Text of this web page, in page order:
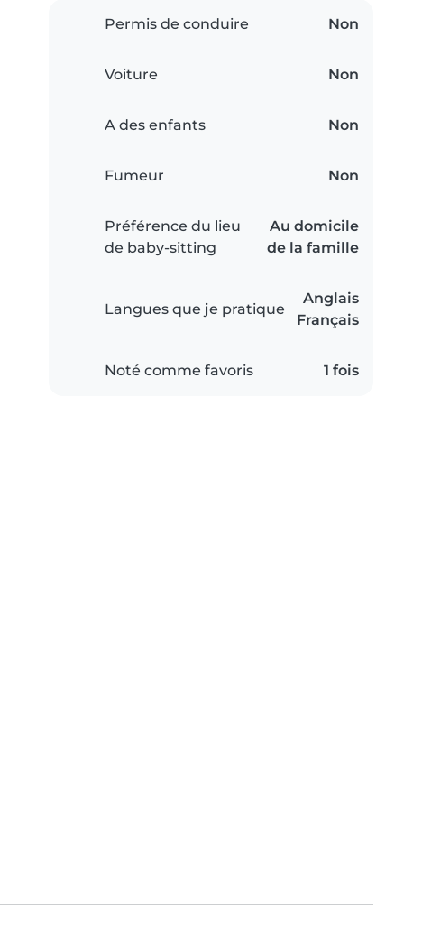
Permis de conduire Non
Voiture Non
A des enfants Non
Fumeur Non
Préférence du lieu
de baby-sitting
Au domicile
de la famille
Langues que je pratique
Anglais
Français
Noté comme favoris 1 fois